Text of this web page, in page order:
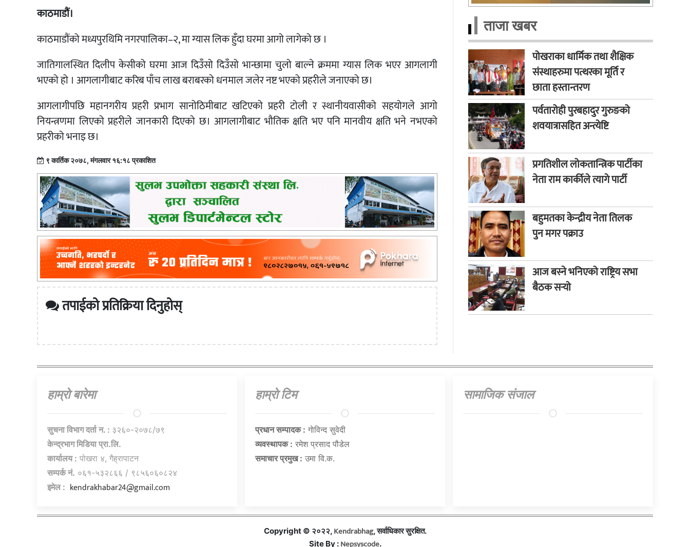
काठमाडौं।
काठमाडौंको मध्यपुरथिमि नगरपालिका–२, मा ग्यास लिक हुँदा घरमा आगो लागेको छ ।
जातिगालस्थित दिलीप केसीको घरमा आज दिउँसो दिउँसो भान्छामा चुलो बाल्ने क्रममा ग्यास लिक भएर आगलागी
भएको हो । आगलागीबाट करिब पाँच लाख बराबरको धनमाल जलेर नष्ट भएको प्रहरीले जनाएको छ।
आगलागीपछि महानगरीय प्रहरी प्रभाग सानोठिमीबाट खटिएको प्रहरी टोली र स्थानीयवासीको सहयोगले आगो
नियन्त्रणमा लिएको प्रहरीले जानकारी दिएको छ। आगलागीबाट भौतिक क्षति भए पनि मानवीय क्षति भने नभएको
प्रहरीको भनाइ छ।
९ कार्तिक २०७८, मंगलवार १६:१८ प्रकाशित
तपाईको प्रतिक्रिया दिनुहोस्
ताजा खबर
पोखराका धार्मिक तथा शैक्षिक
संस्थाहरुमा पत्थरका मूर्ति र
छाता हस्तान्तरण
पर्वतारोही पुरबहादुर गुरुङको
शवयात्रासहित अन्त्येष्टि
प्रगतिशील लोकतान्त्रिक पार्टीका
नेता राम कार्कीले त्यागे पार्टी
बहुमतका केन्द्रीय नेता तिलक
पुन मगर पक्राउ
आज बस्ने भनिएको राष्ट्रिय सभा
बैठक सर्‍यो
हाम्राे बारेमा
सुचना विभाग दर्ता न. : ३२६०-२०७८/७९
केन्द्रभाग मिडिया प्रा.लि.
कार्यालय : पोखरा ४, गैह्रापाटन
सम्पर्क नं. ०६१-५३२८६६ / ९८५६०६०८२४
इमेल : kendrakhabar24@gmail.com
हाम्राे टिम
प्रधान सम्पादक : गाेविन्द सुवेदी
व्यवस्थापक : रमेश प्रसाद पौडेल
समाचार प्रमुख : उमा वि.क.
सामाजिक संजाल
Copyright © २०२२, Kendrabhag, सर्वाधिकार सुरक्षित.
Site By : Nepsyscode.